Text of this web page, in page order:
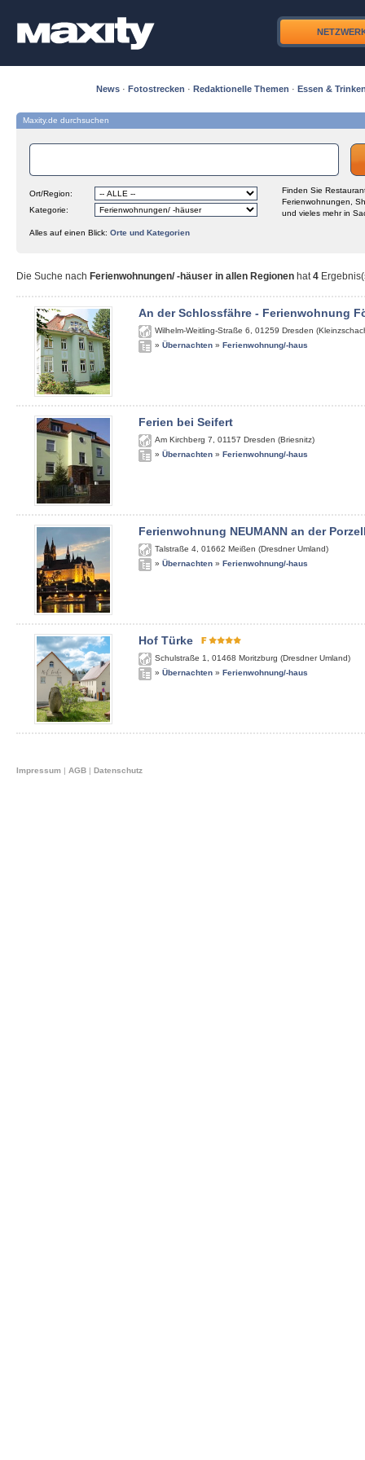
News · Fotostrecken · Redaktionelle Themen · Essen &
Maxity.de durchsuchen
Ort/Region:
Kategorie:
Finden Sie
Ferienwohnungen,
und vieles mehr in
Alles auf einen Blick: Orte und Kategorien
Die Suche nach Ferienwohnungen/ -häuser in allen Regionen hat4
An der Schlossfähre - Ferienwohnung
Wilhelm-Weitling-Straße 6 01259 Dresden
» Übernachten » Ferienwohnung/-haus
Ferien bei Seifert
Am Kirchberg 7 01157 Dresden (Briesnitz)
» Übernachten » Ferienwohnung/-haus
Ferienwohnung NEUMANN an der
Talstraße 4 01662 Meißen (Dresdner Umland)
» Übernachten » Ferienwohnung/-haus
Hof Türke
Schulstraße 1 01468 Moritzburg (Dresdner Umland)
» Übernachten » Ferienwohnung/-haus
Impressum | AGB | Datenschutz